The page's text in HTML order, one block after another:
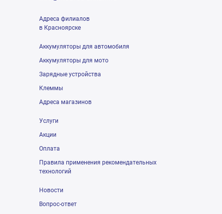
Адреса филиалов
в Красноярске
Аккумуляторы для автомобиля
Аккумуляторы для мото
Зарядные устройства
Клеммы
Адреса магазинов
Услуги
Акции
Оплата
Правила применения рекомендательных
технологий
Новости
Вопрос-ответ